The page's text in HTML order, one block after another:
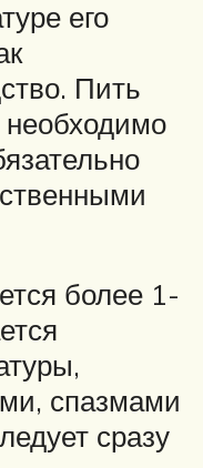
его
Пить
необходимо
более 1-
спазмами
сразу